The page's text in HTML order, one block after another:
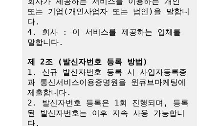
또는 기업(개인사업자 또는 법인)을 말합니
다.
4. 회사 : 이 서비스를 제공하는 업체를
말합니다.
제 2조 (발신자번호 등록 방법)
1. 신규 발신자번호 등록 시 사업자등록증
과 통신서비스이용증명원을 윈큐브마케팅에
제출합니다.
2. 발신자번호 등록은 1회 진행되며, 등록
된 발신자번호는 이후 지속 사용 가능합니
다.